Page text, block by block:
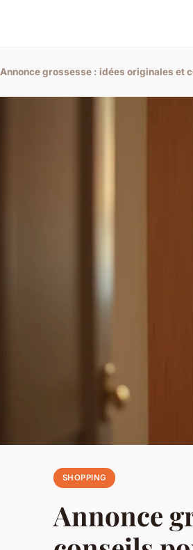
Annonce grossesse : idées originales et
SHOPPING
Annonce